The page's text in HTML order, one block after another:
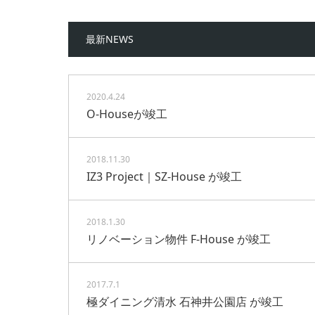
最新NEWS
2020.4.24
O-Houseが竣工
2018.11.30
IZ3 Project｜SZ-House が竣工
2018.1.30
リノベーション物件 F-House が竣工
2017.7.1
極ダイニング清水 石神井公園店 が竣工